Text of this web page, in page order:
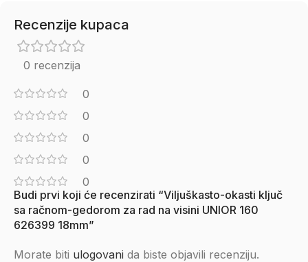
Recenzije kupaca
0 recenzija
0
0
0
0
0
Budi prvi koji će recenzirati “Viljuškasto-okasti ključ
sa račnom-gedorom za rad na visini UNIOR 160
626399 18mm”
Morate biti ulogovani da biste objavili recenziju.